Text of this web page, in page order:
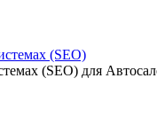
(SEO)
(SEO) для